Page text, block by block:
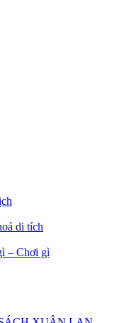
di tích
– Chơi gì